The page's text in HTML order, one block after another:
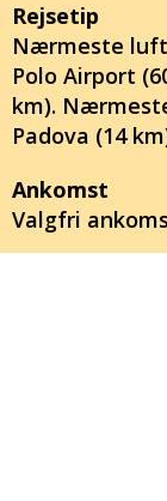
Rejsetip
Nærmeste
Polo Airport
km).
Padova (14
Ankomst
Valgfri